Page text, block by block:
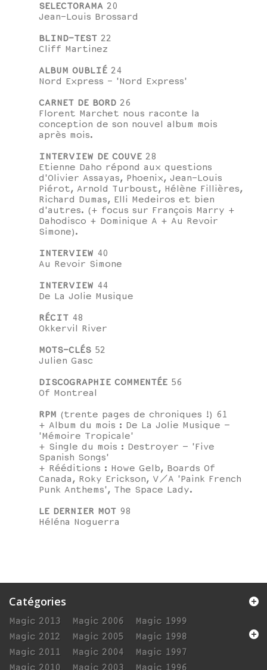
SELECTORAMA 20
Jean-Louis Brossard
BLIND-TEST 22
Cliff Martinez
ALBUM OUBLIÉ 24
Nord Express - 'Nord Express'
CARNET DE BORD 26
Florent Marchet nous raconte la
conception de son nouvel album mois
après mois.
INTERVIEW DE COUVE 28
Etienne Daho répond aux questions
d'Olivier Assayas, Phoenix, Jean-Louis
Piérot, Arnold Turboust, Hélène Fillières,
Richard Dumas, Elli Medeiros et bien
d'autres. (+ focus sur François Marry +
Dahodisco + Dominique A + Au Revoir
Simone).
INTERVIEW 40
Au Revoir Simone
INTERVIEW 44
De La Jolie Musique
RÉCIT 48
Okkervil River
MOTS-CLÉS 52
Julien Gasc
DISCOGRAPHIE COMMENTÉE 56
Of Montreal
RPM (trente pages de chroniques !) 61
+ Album du mois : De La Jolie Musique –
'Mémoire Tropicale'
+ Single du mois : Destroyer – 'Five
Spanish Songs'
+ Rééditions : Howe Gelb, Boards Of
Canada, Roky Erickson, V/A 'Paink French
Punk Anthems', The Space Lady.
LE DERNIER MOT 98
Héléna Noguerra
Catégories
Magic 2013
Magic 2012
Magic 2011
Magic 2010
Magic 2006
Magic 2005
Magic 2004
Magic 2003
Magic 1999
Magic 1998
Magic 1997
Magic 1996